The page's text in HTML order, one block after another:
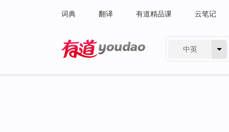
词典 翻译 有道精品课 云笔记
中英